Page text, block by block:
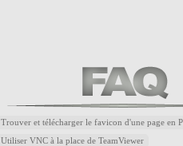
Trouver et télécharger le favicon d'une page en
Utiliser VNC à la place de TeamViewer